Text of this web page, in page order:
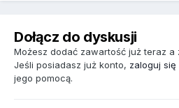
Dołącz do dyskusji
Możesz dodać zawartość już teraz a
Jeśli posiadasz już konto, zaloguj się
jego pomocą.